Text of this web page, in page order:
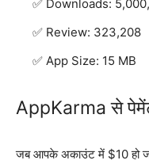
Downloads:
Review: 323,208
App Size: 15 MB
AppKarma से
जब आपके अकाउंट में $10 हो